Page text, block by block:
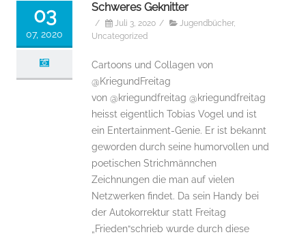
03
07, 2020
Schweres Geknitter
/ Juli 3, 2020 / Jugendbücher,
Uncategorized
Cartoons und Collagen von
@KriegundFreitag
von @kriegundfreitag @kriegundfreitag
heisst eigentlich Tobias Vogel und ist
ein Entertainment-Genie. Er ist bekannt
geworden durch seine humorvollen und
poetischen Strichmännchen
Zeichnungen die man auf vielen
Netzwerken findet. Da sein Handy bei
der Autokorrektur statt Freitag
„Frieden“schrieb wurde durch diese